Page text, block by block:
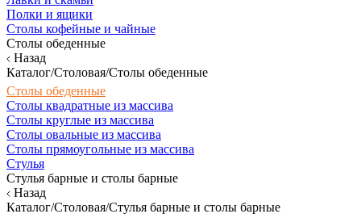
Полки и ящики
Столы кофейные и чайные
Столы обеденные
Назад
Каталог/Столовая/Столы обеденные
Столы обеденные
Столы квадратные из массива
Столы круглые из массива
Столы овальные из массива
Столы прямоугольные из массива
Стулья
Стулья барные и столы барные
Назад
Каталог/Столовая/Стулья барные и столы барные